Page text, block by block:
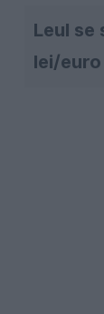
Leul se
lei/